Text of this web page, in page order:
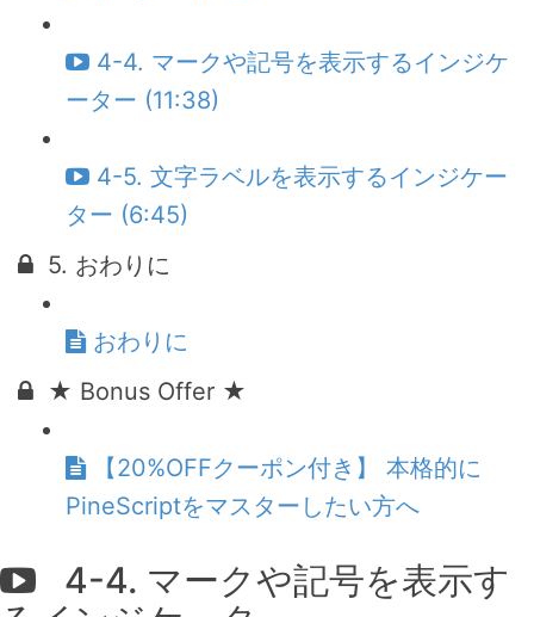
4-4. マークや記号を表示するインジケ
ーター (11:38)
4-5. 文字ラベルを表示するインジケー
ター (6:45)
5. おわりに
おわりに
★ Bonus Offer ★
【20%OFFクーポン付き】 本格的に
PineScriptをマスターしたい方へ
4-4. マークや記号を表示す